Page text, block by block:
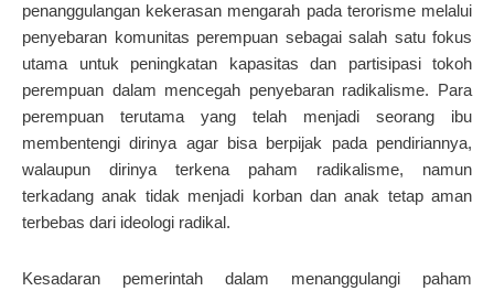
penanggulangan kekerasan mengarah pada terorisme melalui
penyebaran komunitas perempuan sebagai salah satu fokus
utama untuk peningkatan kapasitas dan partisipasi tokoh
perempuan dalam mencegah penyebaran radikalisme. Para
perempuan terutama yang telah menjadi seorang ibu
membentengi dirinya agar bisa berpijak pada pendiriannya,
walaupun dirinya terkena paham radikalisme, namun
terkadang anak tidak menjadi korban dan anak tetap aman
terbebas dari ideologi radikal.
Kesadaran pemerintah dalam menanggulangi paham